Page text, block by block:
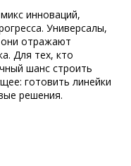
инноваций,
Универсалы,
отражают
Для тех, кто
шанс строить
готовить линейки
решения.